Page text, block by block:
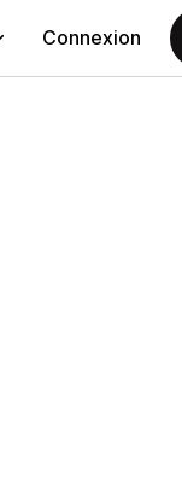
Connexion